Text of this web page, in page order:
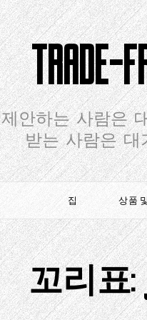
제안하는 사람은
받는 사람은 대
집 상품
꼬리